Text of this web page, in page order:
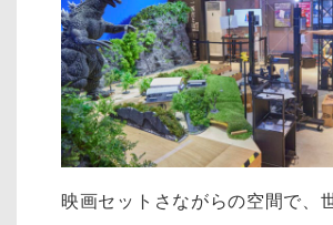
映画セットさながらの空間で、